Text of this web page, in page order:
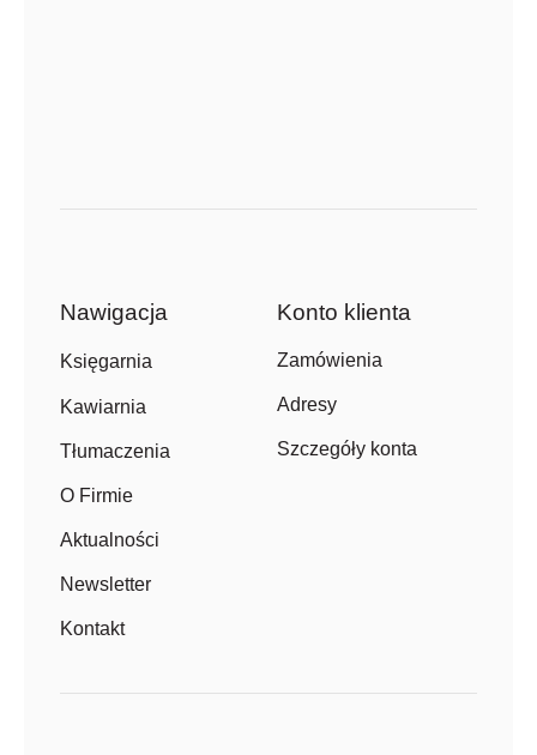
Nawigacja
Księgarnia
Kawiarnia
Tłumaczenia
O Firmie
Aktualności
Newsletter
Kontakt
Konto klienta
Zamówienia
Adresy
Szczegóły konta